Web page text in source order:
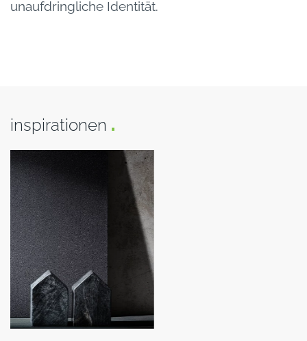
unaufdringliche Identität.
inspirationen .